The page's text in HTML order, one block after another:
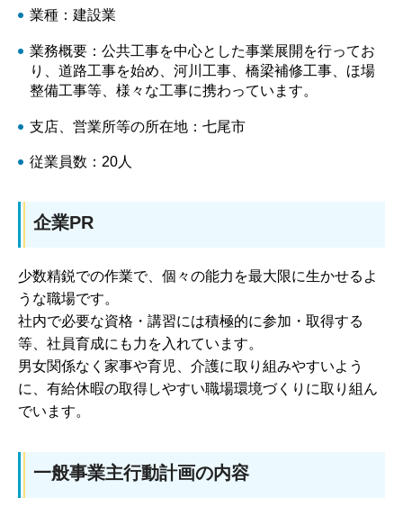
業種：建設業
業務概要：公共工事を中心とした事業展開を行ってお
り、道路工事を始め、河川工事、橋梁補修工事、ほ場
整備工事等、様々な工事に携わっています。
支店、営業所等の所在地：七尾市
従業員数：20人
企業PR
少数精鋭での作業で、個々の能力を最大限に生かせるよ
うな職場です。
社内で必要な資格・講習には積極的に参加・取得する
等、社員育成にも力を入れています。
男女関係なく家事や育児、介護に取り組みやすいよう
に、有給休暇の取得しやすい職場環境づくりに取り組ん
でいます。
一般事業主行動計画の内容